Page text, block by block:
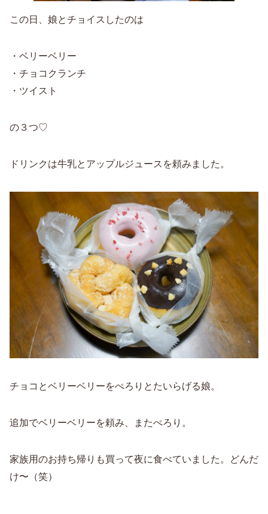
この日、娘とチョイスしたのは
・ベリーベリー
・チョコクランチ
・ツイスト
の３つ♡
ドリンクは牛乳とアップルジュースを頼みました。
チョコとベリーベリーをぺろりとたいらげる娘。
追加でベリーベリーを頼み、またぺろり。
家族用のお持ち帰りも買って夜に食べていました。どんだ
け〜（笑）